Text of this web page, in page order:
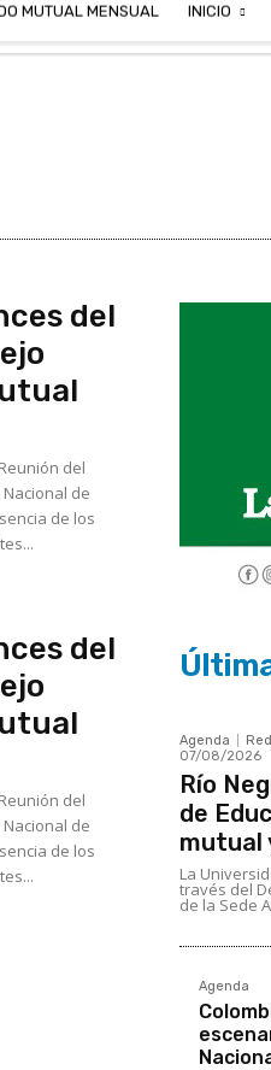
MUTUAL MENSUAL INICIO
del
del
de
de los
del
del
de
de los
Agenda
07/08/2026
Río
de
mutual
La
través del
de la Sede
Agenda